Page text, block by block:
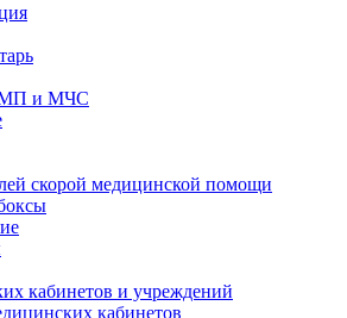
и МЧС
скорой медицинской помощи
кабинетов и учреждений
кабинетов